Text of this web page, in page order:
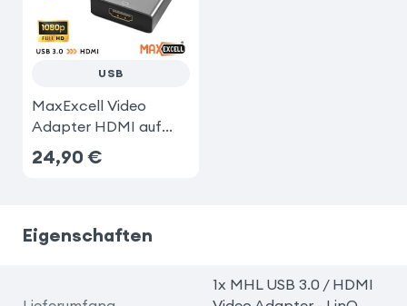
USB
MaxExcell Video
Adapter HDMI auf
USB
24,90 €
Eigenschaften
1x MHL USB 3.0 / HDMI